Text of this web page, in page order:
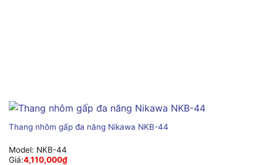
Thang nhôm gấp đa năng Nikawa NKB-44
Model: NKB-44
Giá:4,110,000₫